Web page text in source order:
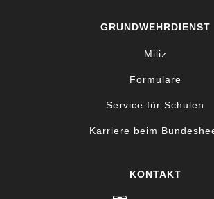
GRUNDWEHRDIENST
Miliz
Formulare
Service für Schulen
Karriere beim
KONTAKT